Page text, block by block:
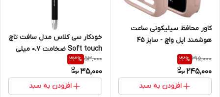
کاور محافظ سیلیکونی ساعت
هوشمند اپل واچ - سایز 45
میلیمتر
315,000
22%
245,000
افزودن به سبد
خودکار سی کلاس مدل سافت تاچ
Soft touch ضخامت 0.7 میلی
متری
53,000
33%
35,000
افزودن به سبد